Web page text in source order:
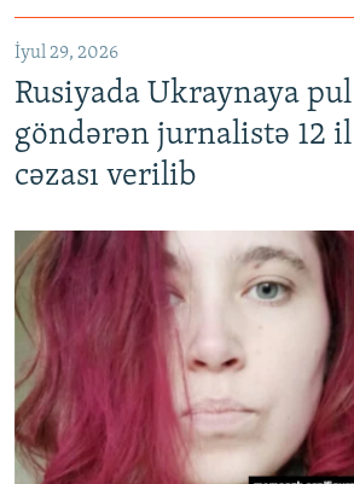
İyul 29, 2026
Rusiyada Ukraynaya pul
göndərən jurnalistə 12 il
cəzası verilib